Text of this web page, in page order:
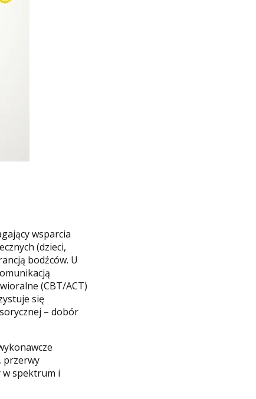
wsparcia
(dzieci,
bodźców. U
(CBT/ACT)
się
– dobór
przerwy
w spektrum i